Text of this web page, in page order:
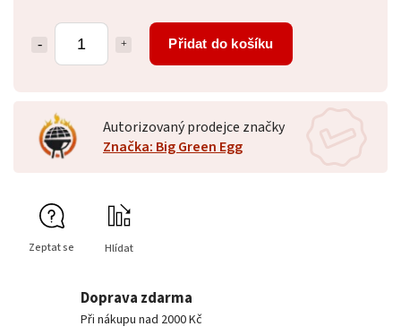
Přidat do košíku
Autorizovaný prodejce značky
Značka: Big Green Egg
Zeptat se Hlídat
Doprava zdarma
Při nákupu nad 2000 Kč